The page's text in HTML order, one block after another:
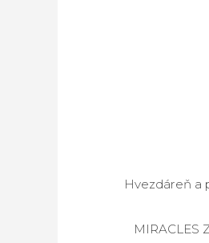
Hvezdáreň a
MIRACLES